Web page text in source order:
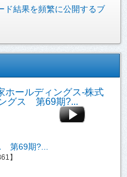
ド結果を頻繁に公開するブ
第69期?...
】